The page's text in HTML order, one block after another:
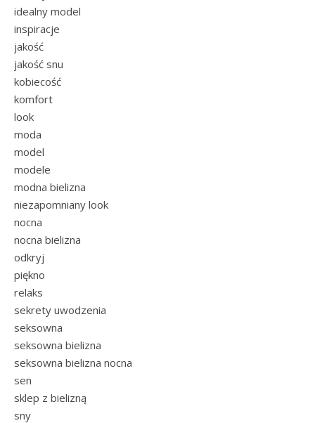
idealny model
inspiracje
jakość
jakość snu
kobiecość
komfort
look
moda
model
modele
modna bielizna
niezapomniany look
nocna
nocna bielizna
odkryj
piękno
relaks
sekrety uwodzenia
seksowna
seksowna bielizna
seksowna bielizna nocna
sen
sklep z bielizną
sny